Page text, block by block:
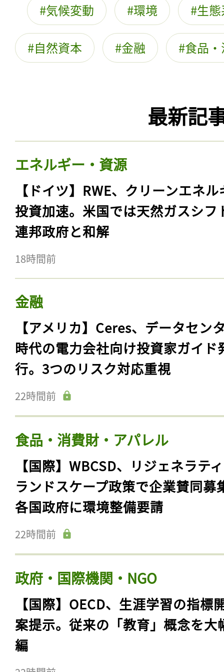
気候変動 環境 生
自然資本 金融 食品
最新記
エネルギー・資源
【ドイツ】RWE、クリーンエネ
投資加速。米国では天然ガスシフ
連邦政府と和解
18時間前
金融
【アメリカ】Ceres、データセン
時代の電力会社向け投資家ガイド
行。3つのリスク対応重視
22時間前
食品・消費財・アパレル
【国際】WBCSD、リジェネラテ
ランドスケープ政策で企業賛同募
各国政府に環境整備要請
22時間前
政府・国際機関・NGO
【国際】OECD、生涯学習の指標
案提示。従来の「教育」概念を大
編